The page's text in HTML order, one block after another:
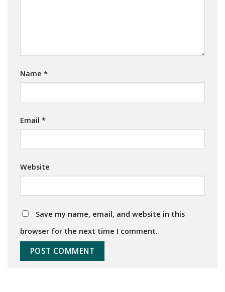
Name *
Email *
Website
Save my name, email, and website in this
browser for the next time I comment.